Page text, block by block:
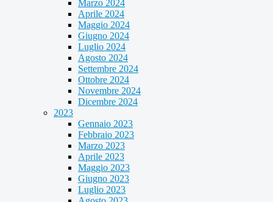
Marzo 2024
Aprile 2024
Maggio 2024
Giugno 2024
Luglio 2024
Agosto 2024
Settembre 2024
Ottobre 2024
Novembre 2024
Dicembre 2024
2023
Gennaio 2023
Febbraio 2023
Marzo 2023
Aprile 2023
Maggio 2023
Giugno 2023
Luglio 2023